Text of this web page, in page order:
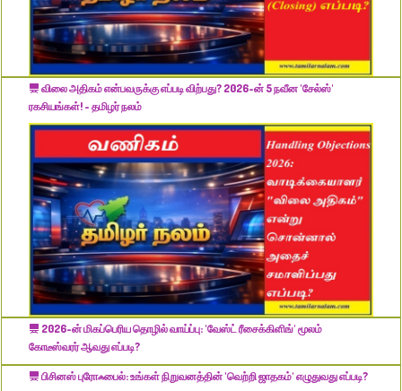
விலை அதிகம் என்பவருக்கு எப்படி விற்பது? 2026-ன் 5 நவீன 'சேல்ஸ்'
ரகசியங்கள்! - தமிழர் நலம்
2026-ன் மிகப்பெரிய தொழில் வாய்ப்பு: 'வேஸ்ட் ரீசைக்கிளிங்' மூலம்
கோடீஸ்வரர் ஆவது எப்படி?
பிசினஸ் புரோஃபைல்: உங்கள் நிறுவனத்தின் 'வெற்றி ஜாதகம்' எழுதுவது எப்படி?